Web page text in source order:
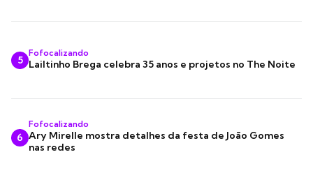
5
Fofocalizando
Lailtinho Brega celebra 35 anos e projetos no The Noite
6
Fofocalizando
Ary Mirelle mostra detalhes da festa de João Gomes
nas redes